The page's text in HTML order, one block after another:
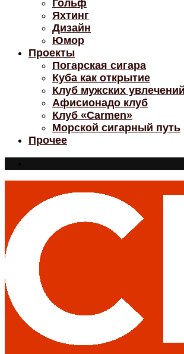
Гольф
Яхтинг
Дизайн
Юмор
Проекты
Погарская сигара
Куба как открытие
Клуб мужских увлечений
Афисионадо клуб
Клуб «Carmen»
Морской сигарный путь
Прочее